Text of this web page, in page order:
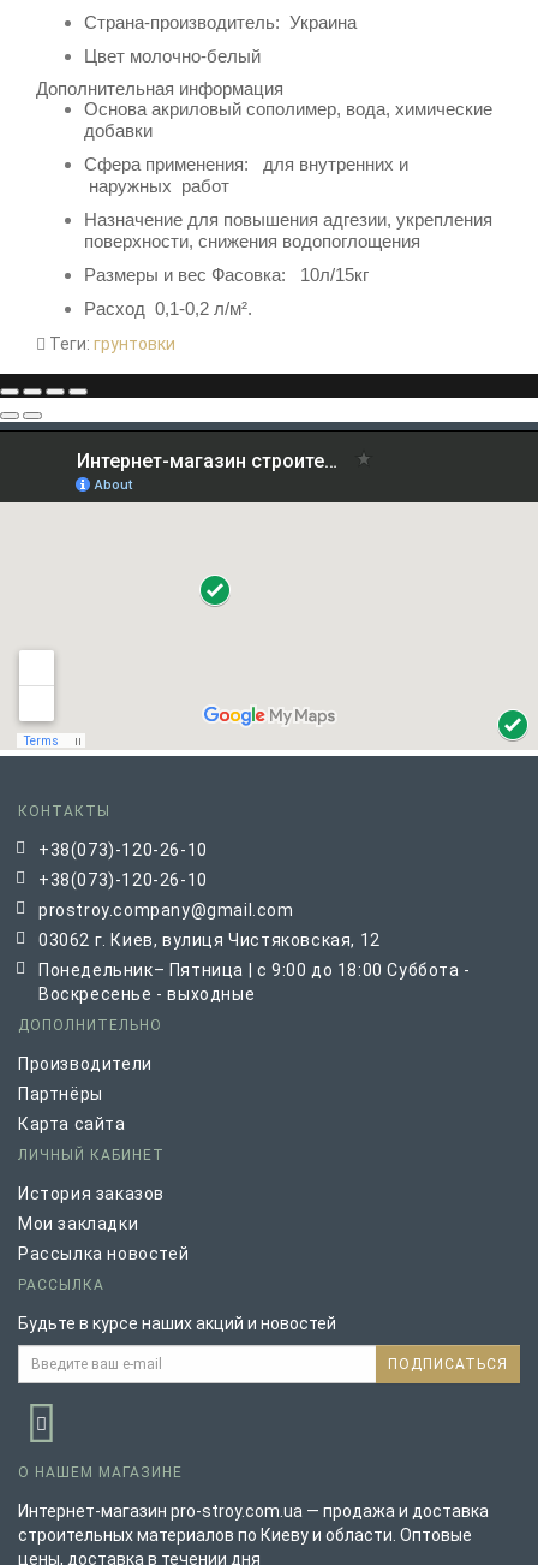
Страна-производитель: Украина
Цвет молочно-белый
Дополнительная информация
Основа акриловый сополимер, вода, химические
добавки
Сфера применения: для внутренних и
наружных работ
Назначение для повышения адгезии, укрепления
поверхности, снижения водопоглощения
Размеры и вес Фасовка: 10л/15кг
Расход 0,1-0,2 л/м².
Теги: грунтовки
КОНТАКТЫ
+38(073)-120-26-10
+38(073)-120-26-10
prostroy.company@gmail.com
03062 г. Киев, вулиця Чистяковская, 12
Понедельник– Пятница | с 9:00 до 18:00 Суббота -
Воскресенье - выходные
ДОПОЛНИТЕЛЬНО
Производители
Партнёры
Карта сайта
ЛИЧНЫЙ КАБИНЕТ
История заказов
Мои закладки
Рассылка новостей
РАССЫЛКА
Будьте в курсе наших акций и новостей
ПОДПИСАТЬСЯ
О НАШЕМ МАГАЗИНЕ
Интернет-магазин pro-stroy.com.ua — продажа и доставка
строительных материалов по Киеву и области. Оптовые
цены, доставка в течении дня